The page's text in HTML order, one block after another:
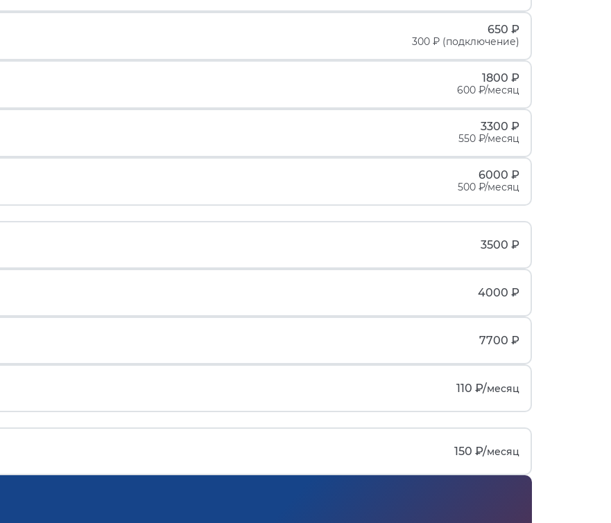
650 ₽
300 ₽ (подключение)
1800 ₽
600 ₽/месяц
3300 ₽
550 ₽/месяц
6000 ₽
500 ₽/месяц
3500 ₽
4000 ₽
7700 ₽
110 ₽/месяц
150 ₽/месяц